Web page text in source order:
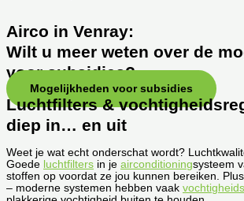
Airco in Venray:
Wilt u meer weten over de
voor subsidies?
Mogelijkheden voor subsidies
Luchtfilters &
diep in… en uit
Weet je wat echt onderschat wordt?
Goede luchtfilters in je airconditioningsysteem
stoffen op voordat ze jou kunnen bereiken.
– moderne systemen hebben vaak